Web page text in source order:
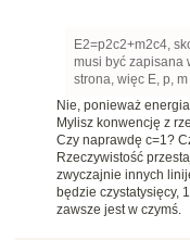
E2=p2c2+m2c4,
musi być zapisana
strona, więc E, p,
Nie, ponieważ
Mylisz konwencję z
Czy naprawdę c=1?
Rzeczywistość
zwyczajnie innych
będzie czystatysięcy,
zawsze jest w czymś.